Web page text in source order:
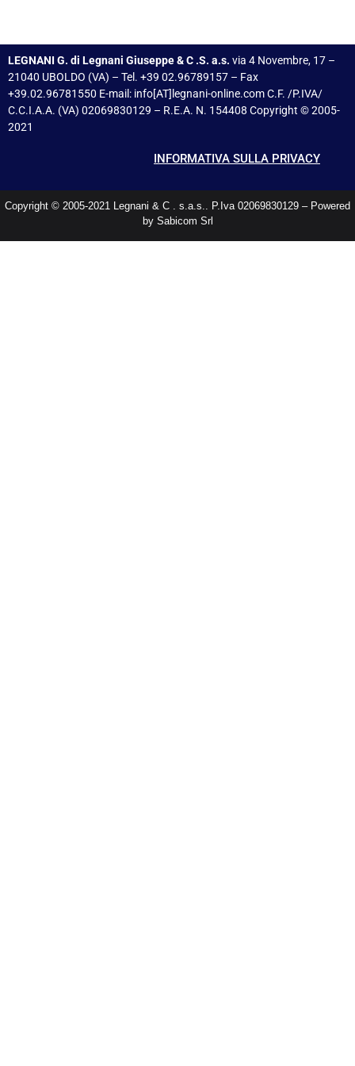
LEGNANI G. di Legnani Giuseppe & C .S. a.s. via 4 Novembre, 17 –
21040 UBOLDO (VA) – Tel. +39 02.96789157 – Fax
+39.02.96781550 E-mail: info[AT]legnani-online.com C.F. /P.IVA/
C.C.I.A.A. (VA) 02069830129 – R.E.A. N. 154408 Copyright © 2005-
2021
INFORMATIVA SULLA PRIVACY
Copyright © 2005-2021 Legnani & C . s.a.s.. P.Iva 02069830129 – Powered
by Sabicom Srl